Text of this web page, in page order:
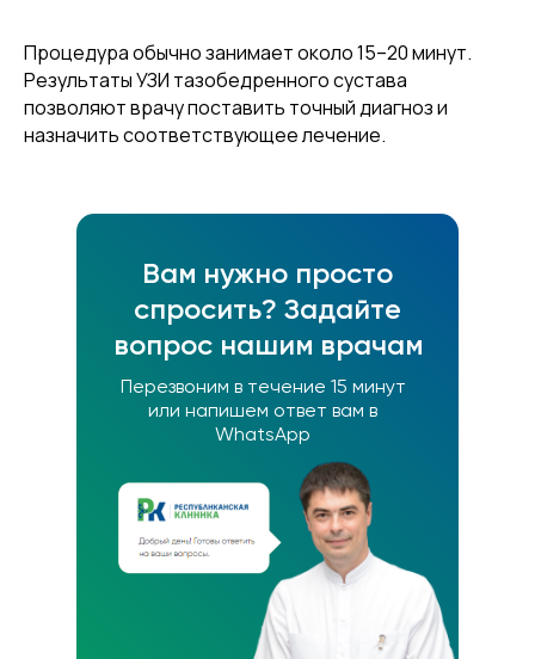
Процедура обычно занимает около 15–20 минут.
Результаты УЗИ тазобедренного сустава
позволяют врачу поставить точный диагноз и
назначить соответствующее лечение.
Вам нужно просто
спросить? Задайте
вопрос нашим врачам
Перезвоним в течение 15 минут
или напишем ответ вам в
WhatsApp